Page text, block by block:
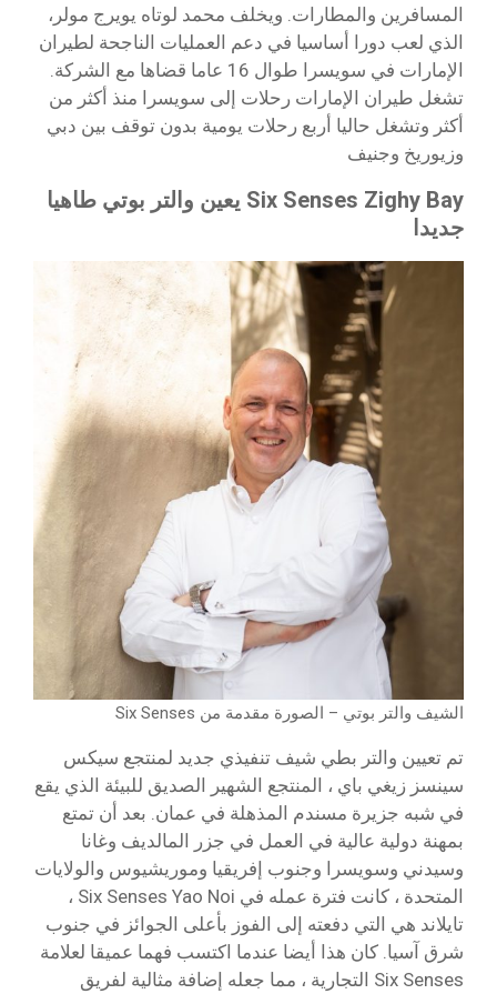
المسافرين والمطارات. ويخلف محمد لوتاه يويرج مولر،
الذي لعب دورا أساسيا في دعم العمليات الناجحة لطيران
الإمارات في سويسرا طوال 16 عاما قضاها مع الشركة.
تشغل طيران الإمارات رحلات إلى سويسرا منذ أكثر من
أكثر وتشغل حاليا أربع رحلات يومية بدون توقف بين دبي
وزيوريخ وجنيف
Six Senses Zighy Bay يعين والتر بوتي طاهيا
جديدا
الشيف والتر بوتي – الصورة مقدمة من Six Senses
تم تعيين والتر بطي شيف تنفيذي جديد لمنتجع سيكس
سينسز زيغي باي ، المنتجع الشهير الصديق للبيئة الذي يقع
في شبه جزيرة مسندم المذهلة في عمان. بعد أن تمتع
بمهنة دولية عالية في العمل في جزر المالديف وغانا
وسيدني وسويسرا وجنوب إفريقيا وموريشيوس والولايات
المتحدة ، كانت فترة عمله في Six Senses Yao Noi ،
تايلاند هي التي دفعته إلى الفوز بأعلى الجوائز في جنوب
شرق آسيا. كان هذا أيضا عندما اكتسب فهما عميقا لعلامة
Six Senses التجارية ، مما جعله إضافة مثالية لفريق